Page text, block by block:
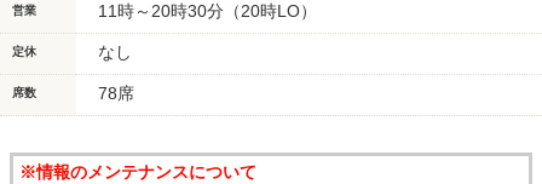
営業 11時～20時30分（20時LO）
定休 なし
席数 78席
※情報のメンテナンスについて